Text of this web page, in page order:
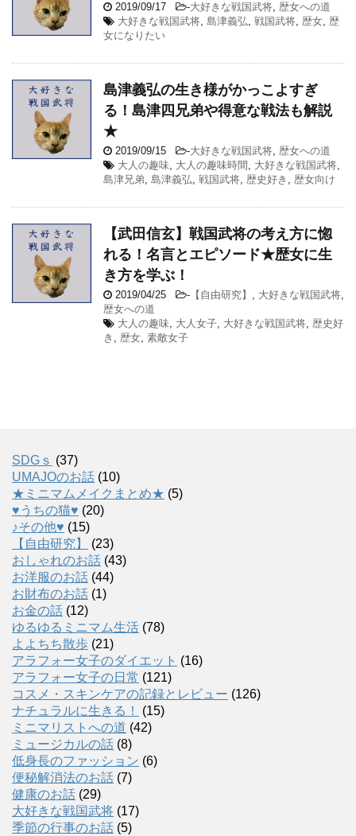
2019/09/17 -大好きな戦国武将 歴女への道
大好きな戦国武将 島津義弘 戦国武将 歴女 歴
女になりたい
島津義弘の生き様がかっこよすぎ
る！島津四兄弟や得意な戦法も解説
★
2019/09/15 -大好きな戦国武将 歴女への道
大人の趣味
大人の趣味時間 大好きな戦国武将
島津兄弟 島津義弘 戦国武将 歴史好き 歴女向け
【武田信玄】戦国武将の考え方に惚
れる！名言とエピソード★歴女に生
き方を学ぶ！
2019/04/25 - 【自由研究】 大好きな戦国武将
歴女への道
大人の趣味
大人女子 大好きな戦国武将 歴史好
き
歴女 素敵女子
SDGｓ (37)
UMAJOのお話 (10)
★ミニマムメイクまとめ★ (5)
♥うちの猫♥ (20)
♪その他♥ (15)
【自由研究】
(23)
おしゃれのお話 (43)
お洋服のお話 (44)
お財布のお話 (1)
お金の話 (12)
ゆるゆるミニマム生活 (78)
よよちち散歩 (21)
アラフォー女子のダイエット (16)
アラフォー女子の日常 (121)
コスメ・スキンケアの記録とレビュー (126)
ナチュラルに生きる！
(15)
ミニマリストへの道 (42)
ミュージカルの話 (8)
低身長のファッション (6)
便秘解消法のお話 (7)
健康のお話 (29)
大好きな戦国武将 (17)
季節の行事のお話 (5)